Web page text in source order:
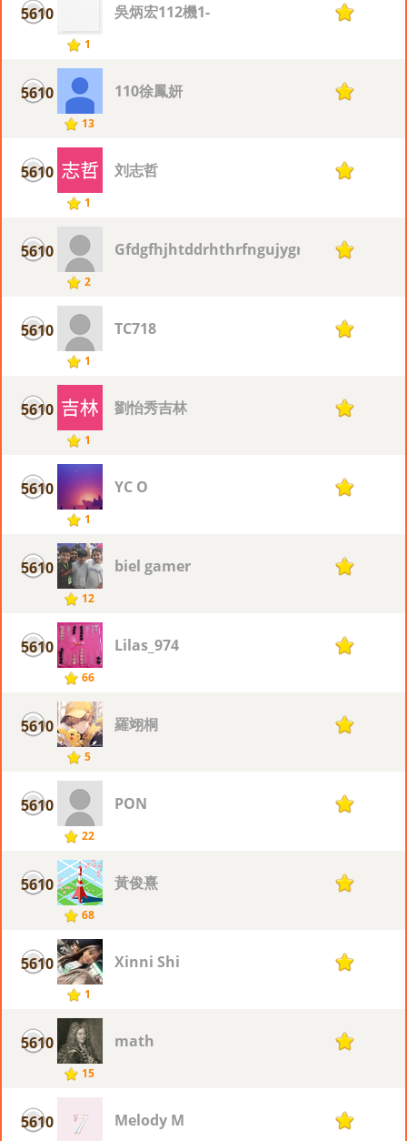
5610
1
吳炳宏112機1- 1
5610
13
110徐鳳妍 1
5610
1
刘志哲 1
5610
2
Gfdgfhjhtddrhthrfngujygrhdgrdr
1
5610
1
TC718 1
5610
1
劉怡秀吉林 1
5610
1
YC O 1
5610
12
biel gamer 1
5610
66
Lilas_974 1
5610
5
羅翊桐 1
5610
22
PON 1
5610
68
黃俊熹 1
5610
1
Xinni Shi 1
5610
15
math 1
5610 Melody M 1